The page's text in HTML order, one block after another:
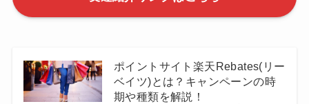
ポイントサイト楽天Rebates(リー
ベイツ)とは？キャンペーンの時
期や種類を解説！